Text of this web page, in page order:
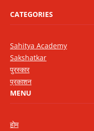
CATEGORIES
Sahitya Academy
Sakshatkar
पुरस्कार
प्रकाशन
MENU
होम